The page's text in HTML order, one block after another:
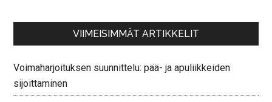
VIIMEISIMMÄT ARTIKKELIT
Voimaharjoituksen suunnittelu: pää- ja apuliikkeiden
sijoittaminen